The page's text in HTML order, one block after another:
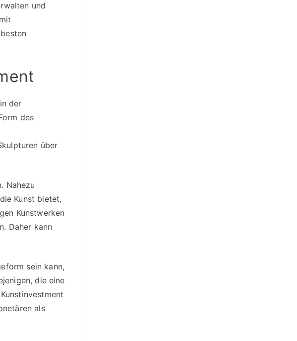
und
der
des
über
Nahezu
Kunst bietet,
Kunstwerken
Daher kann
sein kann,
die eine
als